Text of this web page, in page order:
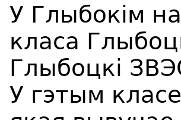
У Глыбокім
класа
Глыбоцкі
У гэтым